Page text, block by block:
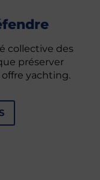
collective des
préserver
yachting.